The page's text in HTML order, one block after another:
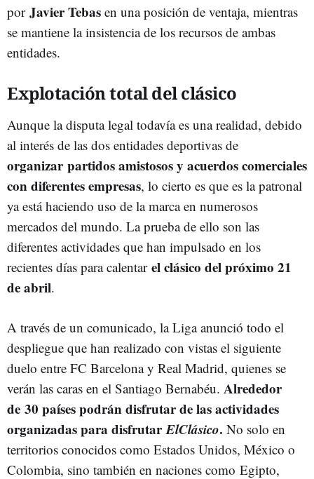
por Javier Tebas en una posición de ventaja, mientras
se mantiene la insistencia de los recursos de ambas
entidades.
Explotación total del clásico
Aunque la disputa legal todavía es una realidad, debido
al interés de las dos entidades deportivas de
organizarpartidos amistosos y acuerdos comerciales
con diferentes empresas, lo cierto es que es la patronal
ya está haciendo uso de la marca en numerosos
mercados del mundo. La prueba de ello son las
diferentes actividades que han impulsado en los
recientes días para calentar el clásico del próximo 21
de abril.
A través de un comunicado, la Liga anunció todo el
despliegue que han realizado con vistas el siguiente
duelo entre FC Barcelona y Real Madrid, quienes se
verán las caras en el Santiago Bernabéu. Alrededor
de 30 paísespodrán disfrutar de las actividades
organizadas para disfrutarElClásico. No solo en
territorios conocidos como Estados Unidos, México o
Colombia, sino también en naciones como Egipto,